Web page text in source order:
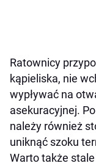
Ratownicy
kąpieliska, nie
wypływać na
asekuracyjnej.
należy również
uniknąć szoku
Warto także